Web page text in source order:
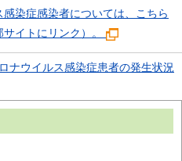
染症感染者については、こちら
イトにリンク）。
ナウイルス感染症患者の発生状況